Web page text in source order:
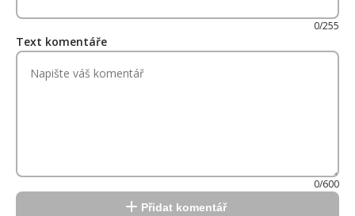
0/255
Text komentáře
0/600
Přidat komentář